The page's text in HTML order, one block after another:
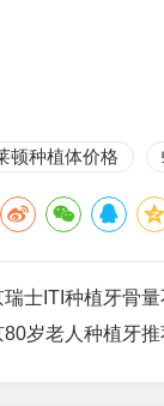
顿种植体价格
瑞士ITI种植牙骨
80岁老人种植牙